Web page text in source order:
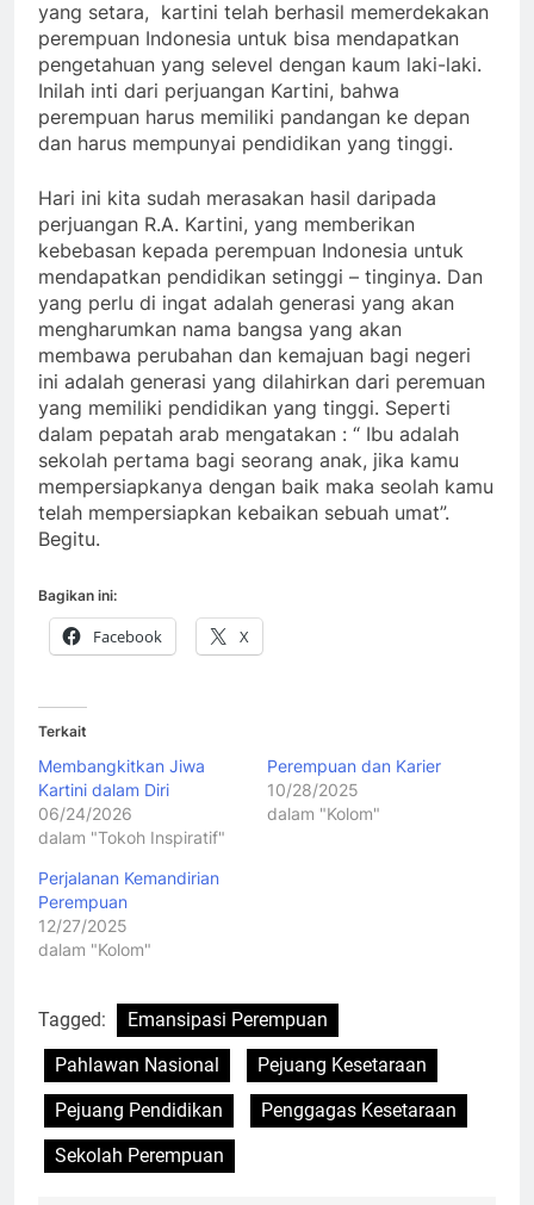
yang setara, kartini telah berhasil memerdekakan
perempuan Indonesia untuk bisa mendapatkan
pengetahuan yang selevel dengan kaum laki-laki.
Inilah inti dari perjuangan Kartini, bahwa
perempuan harus memiliki pandangan ke depan
dan harus mempunyai pendidikan yang tinggi.
Hari ini kita sudah merasakan hasil daripada
perjuangan R.A. Kartini, yang memberikan
kebebasan kepada perempuan Indonesia untuk
mendapatkan pendidikan setinggi – tinginya. Dan
yang perlu di ingat adalah generasi yang akan
mengharumkan nama bangsa yang akan
membawa perubahan dan kemajuan bagi negeri
ini adalah generasi yang dilahirkan dari peremuan
yang memiliki pendidikan yang tinggi. Seperti
dalam pepatah arab mengatakan : “ Ibu adalah
sekolah pertama bagi seorang anak, jika kamu
mempersiapkanya dengan baik maka seolah kamu
telah mempersiapkan kebaikan sebuah umat”.
Begitu.
Bagikan ini:
Facebook X
Terkait
Membangkitkan Jiwa
Kartini dalam Diri
06/24/2026
dalam "Tokoh Inspiratif"
Perempuan dan Karier
10/28/2025
dalam "Kolom"
Perjalanan Kemandirian
Perempuan
12/27/2025
dalam "Kolom"
Tagged:
Emansipasi Perempuan
Pahlawan Nasional
Pejuang Kesetaraan
Pejuang Pendidikan
Penggagas Kesetaraan
Sekolah Perempuan